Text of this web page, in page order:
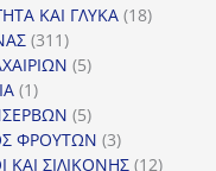
ΚΑΙ ΓΛΥΚΑ 1818
311311
προϊόντα
55
11
προϊόν
55
προϊόντα
ΦΡΟΥΤΩΝ 33
προϊόντα
ΚΑΙ ΣΙΛΙΚΟΝΗΣ 1212